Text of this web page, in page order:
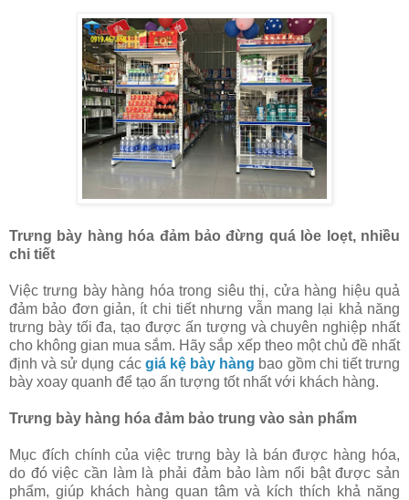
Trưng bày hàng hóa đảm bảo đừng quá lòe loẹt, nhiều
chi tiết
Việc trưng bày hàng hóa trong siêu thị, cửa hàng hiệu quả
đảm bảo đơn giản, ít chi tiết nhưng vẫn mang lại khả năng
trưng bày tối đa, tạo được ấn tượng và chuyên nghiệp nhất
cho không gian mua sắm. Hãy sắp xếp theo một chủ đề nhất
định và sử dụng các giá kệ bày hàng bao gồm chi tiết trưng
bày xoay quanh để tạo ấn tượng tốt nhất với khách hàng.
Trưng bày hàng hóa đảm bảo trung vào sản phẩm
Mục đích chính của việc trưng bày là bán được hàng hóa,
do đó việc cần làm là phải đảm bảo làm nổi bật được sản
phẩm, giúp khách hàng quan tâm và kích thích khả năng